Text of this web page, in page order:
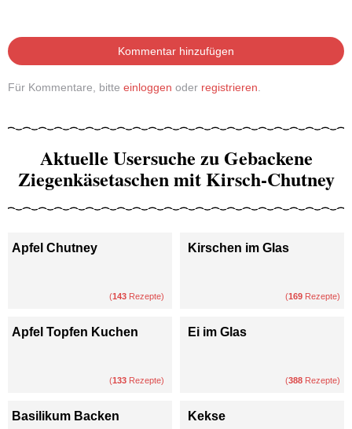
Kommentar hinzufügen
Für Kommentare, bitte einloggen oder registrieren.
Aktuelle Usersuche zu Gebackene
Ziegenkäsetaschen mit Kirsch-Chutney
Apfel Chutney
(143 Rezepte)
Kirschen im Glas
(169 Rezepte)
Apfel Topfen Kuchen
(133 Rezepte)
Ei im Glas
(388 Rezepte)
Basilikum Backen Kekse